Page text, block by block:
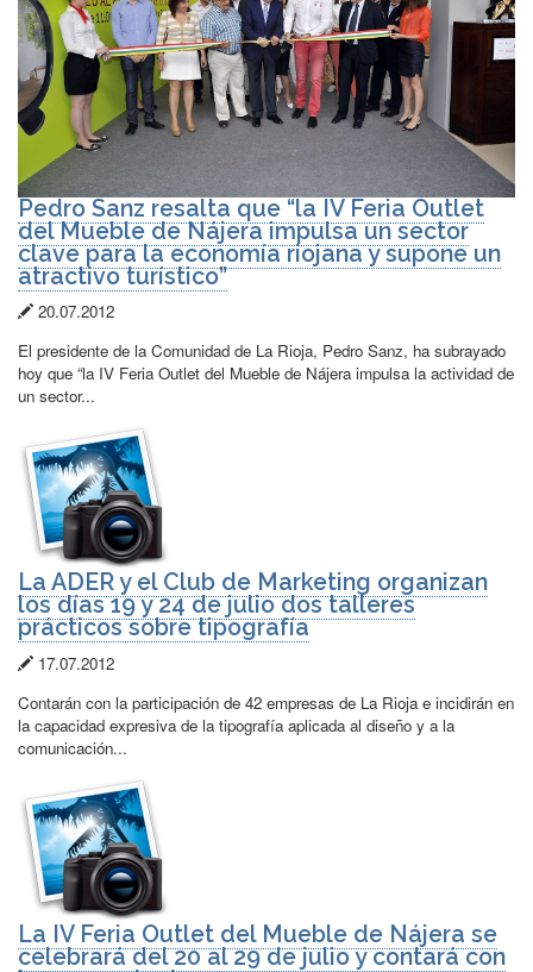
Pedro Sanz resalta que “la IV Feria Outlet
del Mueble de Nájera impulsa un sector
clave para la economía riojana y supone un
atractivo turístico”
Fecha
publicación:
20.07.2012
El presidente de la Comunidad de La Rioja, Pedro Sanz, ha subrayado
hoy que “la IV Feria Outlet del Mueble de Nájera impulsa la actividad de
un sector...
La ADER y el Club de Marketing organizan
los días 19 y 24 de julio dos talleres
prácticos sobre tipografía
Fecha
de
publicación:
17.07.2012
Contarán con la participación de 42 empresas de La Rioja e incidirán en
la capacidad expresiva de la tipografía aplicada al diseño y a la
comunicación...
La IV Feria Outlet del Mueble de Nájera se
celebrará del 20 al 29 de julio y contará con